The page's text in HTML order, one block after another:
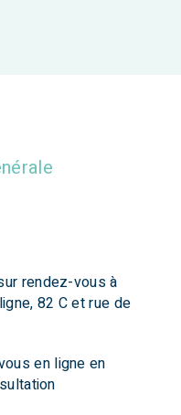
rendez-vous à
82 C et rue de
en ligne en